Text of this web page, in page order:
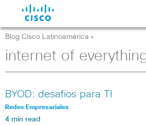
Blog Cisco Latinoamérica >
internet of
BYOD: desafíos para TI
Redes Empresariales
4 min read